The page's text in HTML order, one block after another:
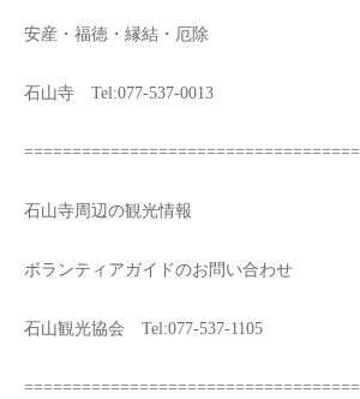
安産・福徳・縁結・厄除
石山寺 Tel:077-537-0013
===================================
石山寺周辺の観光情報
ボランティアガイドのお問い合わせ
石山観光協会 Tel:077-537-1105
===================================